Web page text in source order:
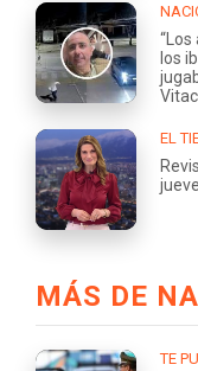
los
EL
MÁS DE
TE